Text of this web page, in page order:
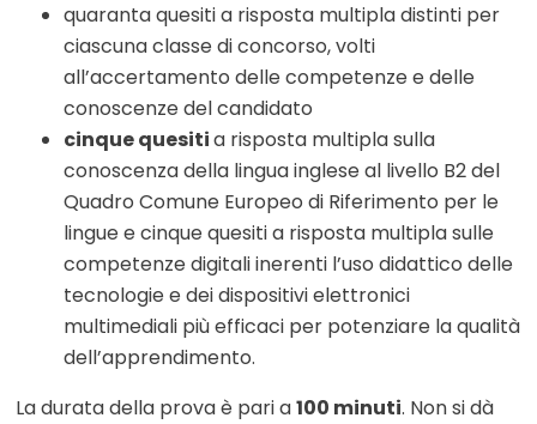
quaranta quesiti a risposta multipla distinti per
ciascuna classe di concorso, volti
all’accertamento delle competenze e delle
conoscenze del candidato
cinque quesitia risposta multipla sulla
conoscenza della lingua inglese al livello B2 del
Quadro Comune Europeo di Riferimento per le
lingue e cinque quesiti a risposta multipla sulle
competenze digitali inerenti l’uso didattico delle
tecnologie e dei dispositivi elettronici
multimediali più efficaci per potenziare la qualità
dell’apprendimento.
La durata della prova è pari a100 minuti. Non si dà